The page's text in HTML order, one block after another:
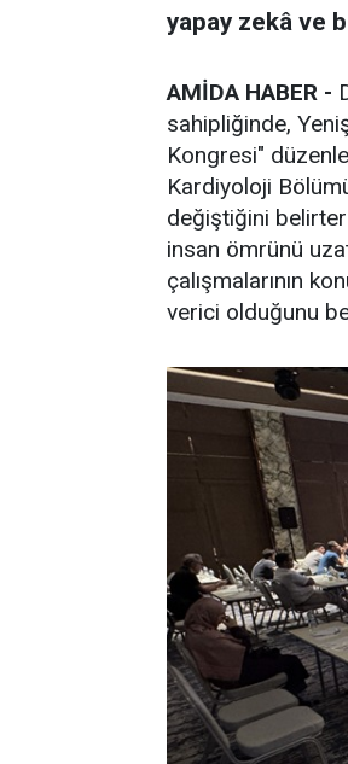
yapay zekâ ve
AMİDA HABER -
sahipliğinde,
Kongresi"
Kardiyoloji
değiştiğini
insan ömrünü
çalışmalarının
verici olduğunu